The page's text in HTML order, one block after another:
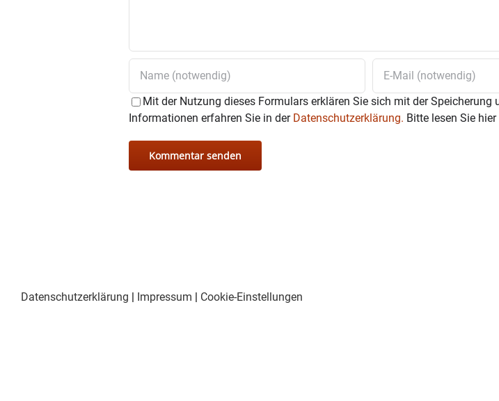
Mit der Nutzung dieses Formulars erklären Sie sich mit der
Informationen erfahren Sie in der Datenschutzerklärung. Bitte lesen Sie
Datenschutzerklärung | Impressum | Cookie-Einstellungen